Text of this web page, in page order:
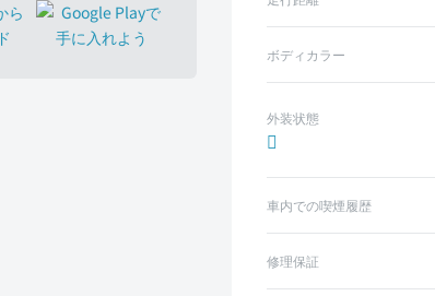
ボディカラー
外装状態
車内での喫煙履歴
修理保証